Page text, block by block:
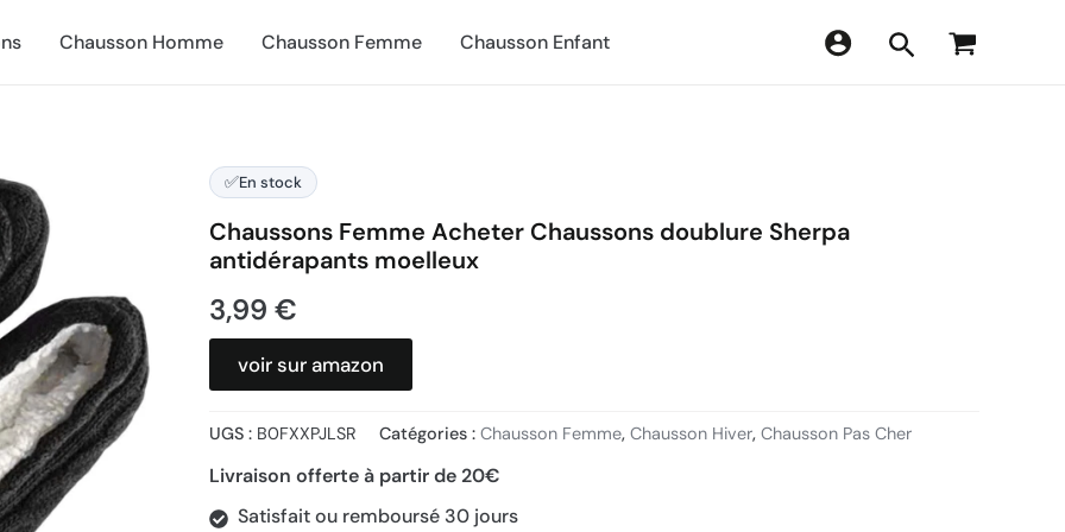
Chausson Homme Chausson Femme Chausson Enfant
✅En stock
Chaussons Femme Acheter Chaussons doublure Sherpa
antidérapants moelleux
3,99 €
voir sur amazon
UGS : B0FXXPJLSR Catégories : Chausson Femme, Chausson Hiver, Chausson Pas Cher
Livraison offerte à partir de 20€
Satisfait ou remboursé 30 jours